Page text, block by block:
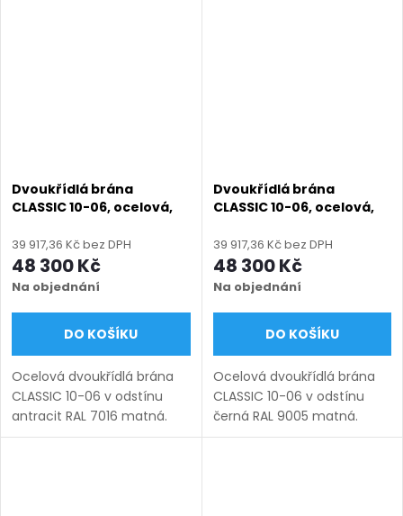
Dvoukřídlá brána
CLASSIC 10-06, ocelová,
(šířka 1200–6000 mm,
výška 1000–1950 mm),
antracit RAL 7016 matná
39 917,36 Kč bez DPH
48 300 Kč
Na objednání
DO KOŠÍKU
Ocelová dvoukřídlá brána
CLASSIC 10-06 v odstínu
antracit RAL 7016 matná.
Bezúdržbová ocel (žárový
Dvoukřídlá brána
CLASSIC 10-06, ocelová,
(šířka 1200–6000 mm,
výška 1000–1950 mm),
černá RAL 9005 matná
39 917,36 Kč bez DPH
48 300 Kč
Na objednání
DO KOŠÍKU
Ocelová dvoukřídlá brána
CLASSIC 10-06 v odstínu
černá RAL 9005 matná.
Bezúdržbová ocel (žárový